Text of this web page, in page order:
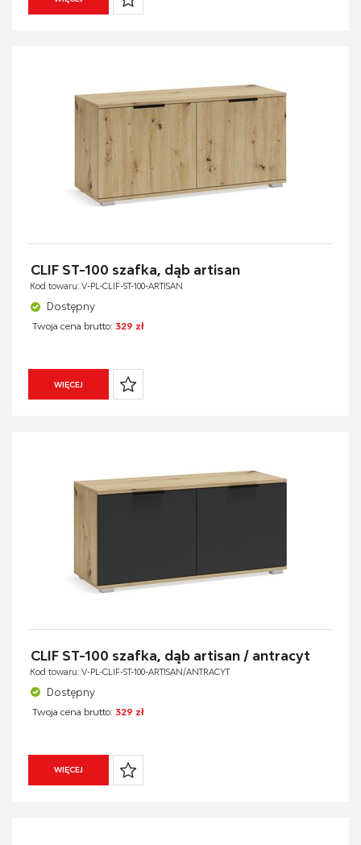
CLIF ST-100 szafka, dąb artisan
Kod towaru: V-PL-CLIF-ST-100-ARTISAN
Dostępny
Twoja cena brutto: 329 zł
WIĘCEJ
CLIF ST-100 szafka, dąb artisan / antracyt
Kod towaru: V-PL-CLIF-ST-100-ARTISAN/ANTRACYT
Dostępny
Twoja cena brutto: 329 zł
WIĘCEJ